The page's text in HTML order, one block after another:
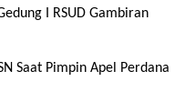
I RSUD Gambiran
Saat Pimpin Apel Perdana